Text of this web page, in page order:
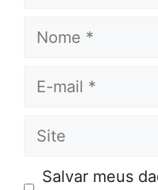
Nome
E-
Site
Salvar meus